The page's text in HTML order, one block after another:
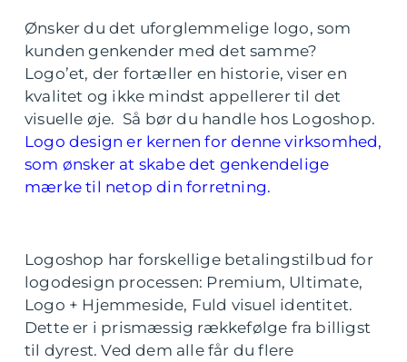
Ønsker du det uforglemmelige logo, som
kunden genkender med det samme?
Logo’et, der fortæller en historie, viser en
kvalitet og ikke mindst appellerer til det
visuelle øje. Så bør du handle hos Logoshop.
Logo design er kernen for denne virksomhed,
som ønsker at skabe det genkendelige
mærke til netop din forretning.
Logoshop har forskellige betalingstilbud for
logodesign processen: Premium, Ultimate,
Logo + Hjemmeside, Fuld visuel identitet.
Dette er i prismæssig rækkefølge fra billigst
til dyrest. Ved dem alle får du flere